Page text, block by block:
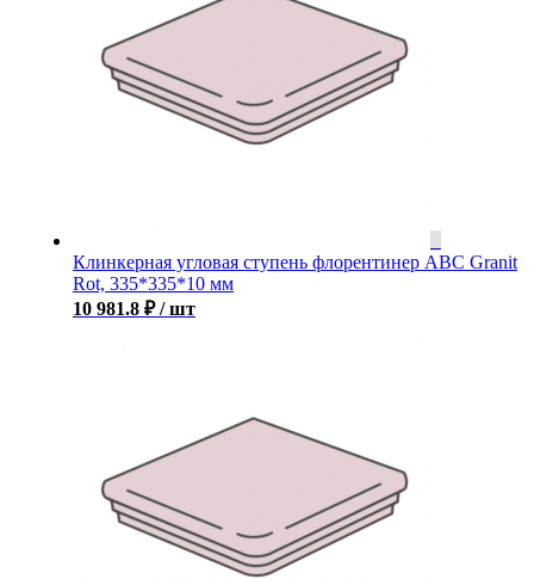
Клинкерная угловая ступень флорентинер ABC Granit
Rot, 335*335*10 мм
10 981.8 ₽ / шт